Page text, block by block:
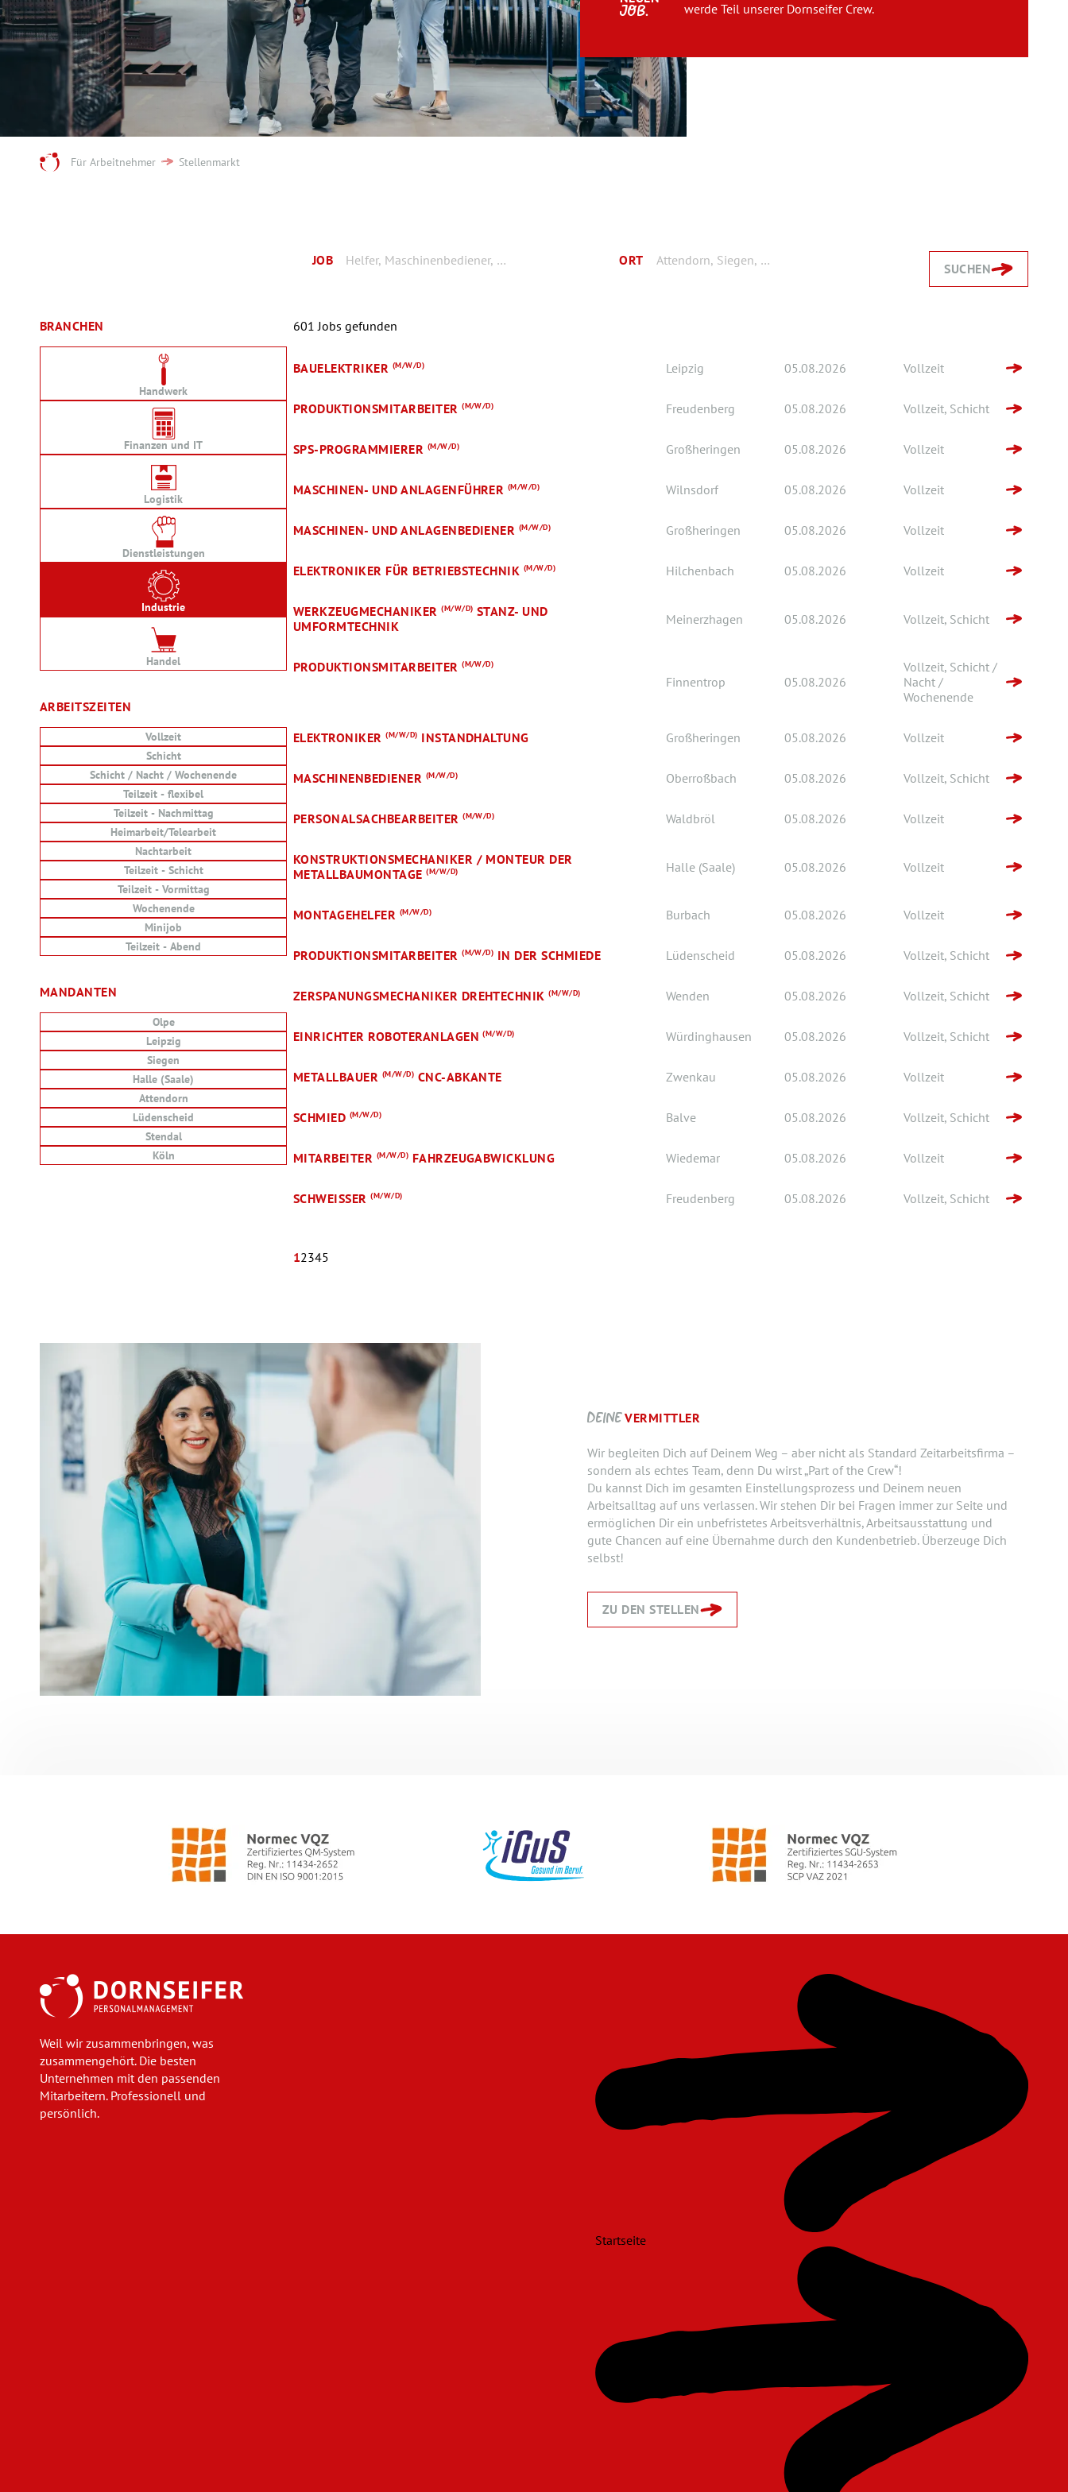
JOB.
werde Teil unserer Dornseifer Crew.
Für Arbeitnehmer Stellenmarkt
JOB ORT
SUCHEN
BRANCHEN
Handwerk
Finanzen und IT
Logistik
Dienstleistungen
Industrie
Handel
ARBEITSZEITEN
Vollzeit
Schicht
Schicht / Nacht / Wochenende
Teilzeit - flexibel
Teilzeit - Nachmittag
Heimarbeit/Telearbeit
Nachtarbeit
Teilzeit - Schicht
Teilzeit - Vormittag
Wochenende
Minijob
Teilzeit - Abend
MANDANTEN
Olpe
Leipzig
Siegen
Halle (Saale)
Attendorn
Lüdenscheid
Stendal
Köln
601 Jobs gefunden
BAUELEKTRIKER (M/W/D) Leipzig 05.08.2026 Vollzeit
PRODUKTIONSMITARBEITER(M/W/D) Freudenberg 05.08.2026 Vollzeit, Schicht
SPS-PROGRAMMIERER (M/W/D) Großheringen 05.08.2026 Vollzeit
MASCHINEN- UND ANLAGENFÜHRER (M/W/D) Wilnsdorf 05.08.2026 Vollzeit
MASCHINEN- UND ANLAGENBEDIENER (M/W/D) Großheringen 05.08.2026 Vollzeit
ELEKTRONIKER FÜR BETRIEBSTECHNIK (M/W/D) Hilchenbach 05.08.2026 Vollzeit
WERKZEUGMECHANIKER(M/W/D) STANZ- UND
UMFORMTECHNIK
Meinerzhagen 05.08.2026 Vollzeit, Schicht
PRODUKTIONSMITARBEITER(M/W/D)
Finnentrop 05.08.2026
Vollzeit, Schicht /
Nacht /
Wochenende
ELEKTRONIKER(M/W/D) INSTANDHALTUNG Großheringen 05.08.2026 Vollzeit
MASCHINENBEDIENER (M/W/D) Oberroßbach 05.08.2026 Vollzeit, Schicht
PERSONALSACHBEARBEITER(M/W/D) Waldbröl 05.08.2026 Vollzeit
KONSTRUKTIONSMECHANIKER / MONTEUR DER
METALLBAUMONTAGE(M/W/D) Halle (Saale) 05.08.2026 Vollzeit
MONTAGEHELFER (M/W/D) Burbach 05.08.2026 Vollzeit
PRODUKTIONSMITARBEITER(M/W/D) IN DER SCHMIEDE Lüdenscheid 05.08.2026 Vollzeit, Schicht
ZERSPANUNGSMECHANIKER DREHTECHNIK(M/W/D) Wenden 05.08.2026 Vollzeit, Schicht
EINRICHTER ROBOTERANLAGEN(M/W/D) Würdinghausen 05.08.2026 Vollzeit, Schicht
METALLBAUER (M/W/D) CNC-ABKANTE Zwenkau 05.08.2026 Vollzeit
SCHMIED (M/W/D) Balve 05.08.2026 Vollzeit, Schicht
MITARBEITER (M/W/D) FAHRZEUGABWICKLUNG Wiedemar 05.08.2026 Vollzeit
SCHWEISSER (M/W/D) Freudenberg 05.08.2026 Vollzeit, Schicht
12345
DEINEVERMITTLER
Wir begleiten Dich auf Deinem Weg – aber nicht als Standard Zeitarbeitsfirma –
sondern als echtes Team, denn Du wirst „Part of the Crew“!
Du kannst Dich im gesamten Einstellungsprozess und Deinem neuen
Arbeitsalltag auf uns verlassen. Wir stehen Dir bei Fragen immer zur Seite und
ermöglichen Dir ein unbefristetes Arbeitsverhältnis, Arbeitsausstattung und
gute Chancen auf eine Übernahme durch den Kundenbetrieb. Überzeuge Dich
selbst!
ZU DEN STELLEN
Weil wir zusammenbringen, was
zusammengehört. Die besten
Unternehmen mit den passenden
Mitarbeitern. Professionell und
persönlich.
Startseite
Team
Kontakt